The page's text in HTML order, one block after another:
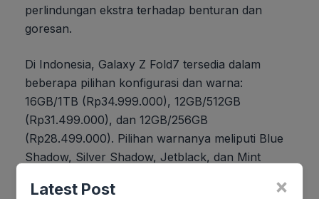
perlindungan ekstra terhadap benturan dan
goresan.
Di Indonesia, Galaxy Z Fold7 tersedia dalam
beberapa pilihan konfigurasi dan warna:
16GB/1TB (Rp34.999.000), 12GB/512GB
(Rp31.499.000), dan 12GB/256GB
(Rp28.499.000). Pilihan warnanya meliputi Blue
Shadow, Silver Shadow, Jetblack, dan Mint
×
Latest Post